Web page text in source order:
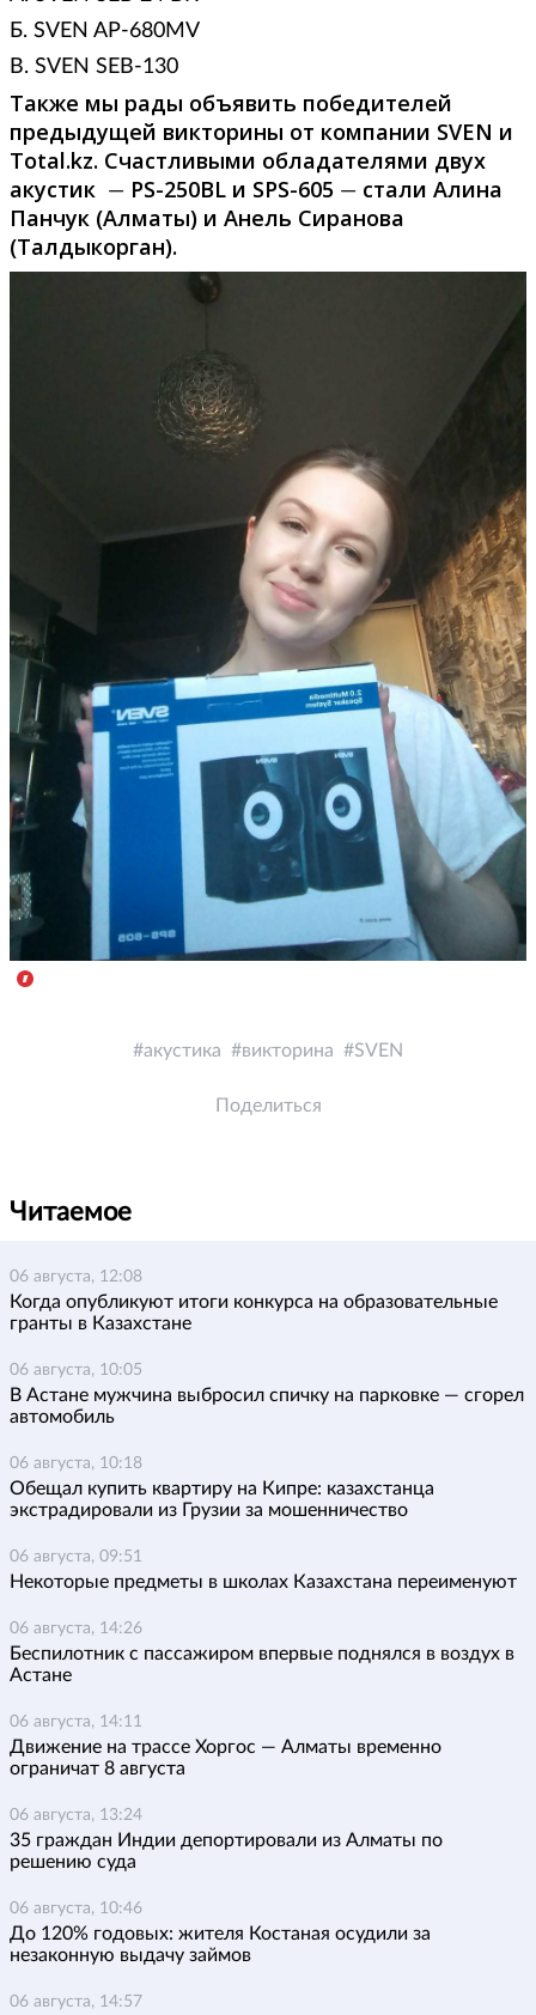
Б. SVEN AP-680MV
В. SVEN SEB-130
Также мы рады объявить победителей
предыдущей викторины от компании SVEN и
Total.kz. Счастливыми обладателями двух
акустик
— PS-250BL и SPS-605 — стали Алина
Панчук (Алматы) и Анель Сиранова
(Талдыкорган).
акустика викторина SVEN
Поделиться
Читаемое
06 августа, 12:08
Когда опубликуют итоги конкурса на образовательные
гранты в Казахстане
06 августа, 10:05
В Астане мужчина выбросил спичку на парковке — сгорел
автомобиль
06 августа, 10:18
Обещал купить квартиру на Кипре: казахстанца
экстрадировали из Грузии за мошенничество
06 августа, 09:51
Некоторые предметы в школах Казахстана переименуют
06 августа, 14:26
Беспилотник с пассажиром впервые поднялся в воздух в
Астане
06 августа, 14:11
Движение на трассе Хоргос — Алматы временно
ограничат 8 августа
06 августа, 13:24
35 граждан Индии депортировали из Алматы по
решению суда
06 августа, 10:46
До 120% годовых: жителя Костаная осудили за
незаконную выдачу займов
06 августа, 14:57